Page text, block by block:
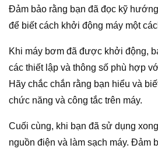
Đảm bảo rằng bạn đã đọc kỹ
để biết cách khởi động máy một
Khi máy bơm đã được khởi động,
các thiết lập và thông số phù hợp
Hãy chắc chắn rằng bạn hiểu và
chức năng và công tắc trên máy.
Cuối cùng, khi bạn đã sử dụng
nguồn điện và làm sạch máy. Đảm